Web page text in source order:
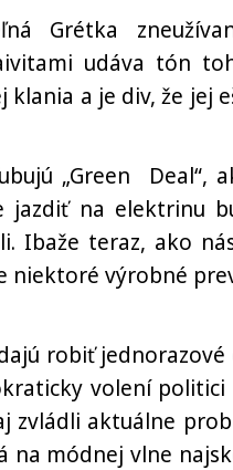
Grétka
udáva tón
klania a je div, že jej
„Green Deal“,
jazdiť na elektrinu
Ibaže teraz, ako
niektoré výrobné
robiť
volení
zvládli aktuálne
na módnej vlne